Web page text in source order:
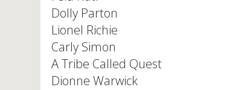
Dolly Parton
Lionel Richie
Carly Simon
A Tribe Called Quest
Dionne Warwick